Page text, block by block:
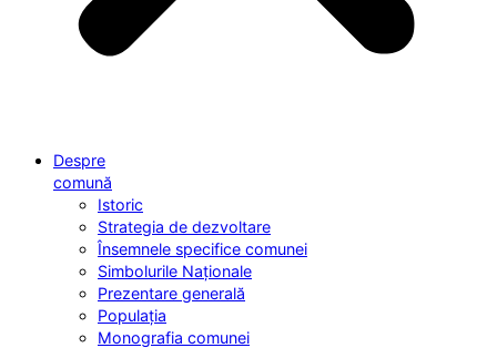
Despre
comună
Istoric
Strategia de dezvoltare
Însemnele specifice comunei
Simbolurile Naționale
Prezentare generală
Populația
Monografia comunei